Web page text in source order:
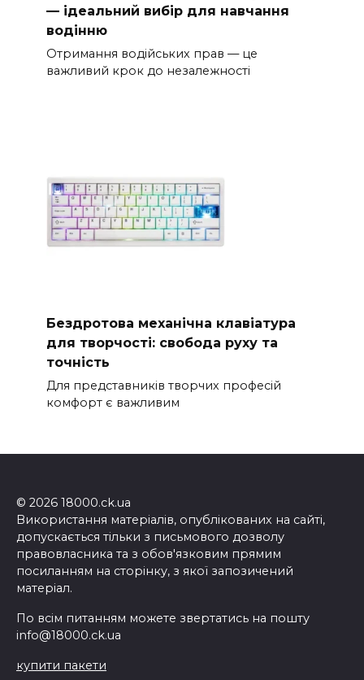
— ідеальний вибір для навчання
водінню
Отримання водійських прав — це
важливий крок до незалежності
Бездротова механічна клавіатура
для творчості: свобода руху та
точність
Для представників творчих професій
комфорт є важливим
© 2026 18000.ck.ua
Використання матеріалів, опублікованих на сайті,
допускається тільки з письмового дозволу
правовласника та з обов'язковим прямим
посиланням на сторінку, з якої запозичений
матеріал.
По всім питанням можете звертатись на пошту
info@18000.ck.ua
купити пакети